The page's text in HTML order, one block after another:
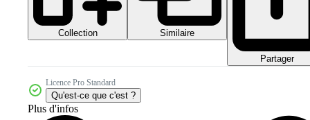
Collection Similaire
Partager
Licence Pro Standard
Qu'est-ce que c'est ?
Plus d'infos